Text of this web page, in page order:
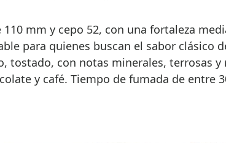
110 mm y cepo 52, con una fortaleza
para quienes buscan el sabor clásico
tostado, con notas minerales, terrosas y
y café. Tiempo de fumada de entre